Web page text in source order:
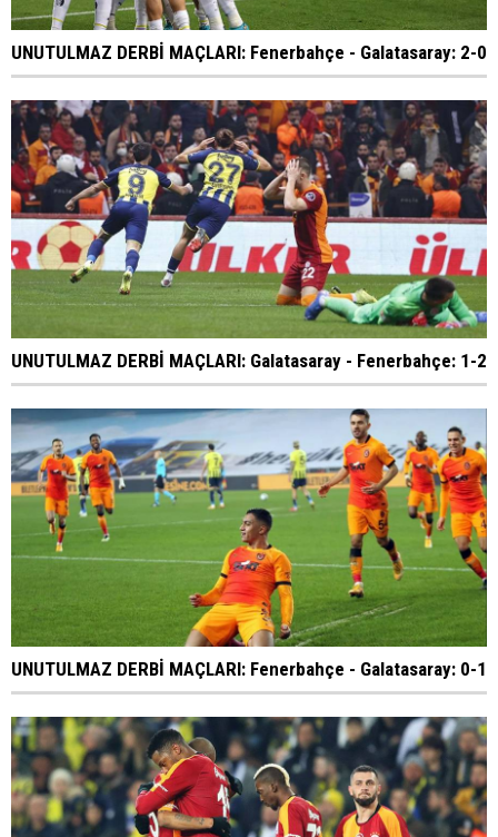
UNUTULMAZ DERBİ MAÇLARI: Fenerbahçe - Galatasaray: 2-0
UNUTULMAZ DERBİ MAÇLARI: Galatasaray - Fenerbahçe: 1-2
UNUTULMAZ DERBİ MAÇLARI: Fenerbahçe - Galatasaray: 0-1